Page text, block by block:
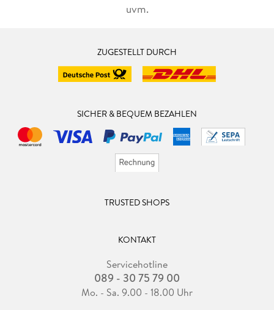
uvm.
ZUGESTELLT DURCH
SICHER & BEQUEM BEZAHLEN
TRUSTED SHOPS
KONTAKT
Servicehotline
089 - 30 75 79 00
Mo. - Sa. 9.00 - 18.00 Uhr